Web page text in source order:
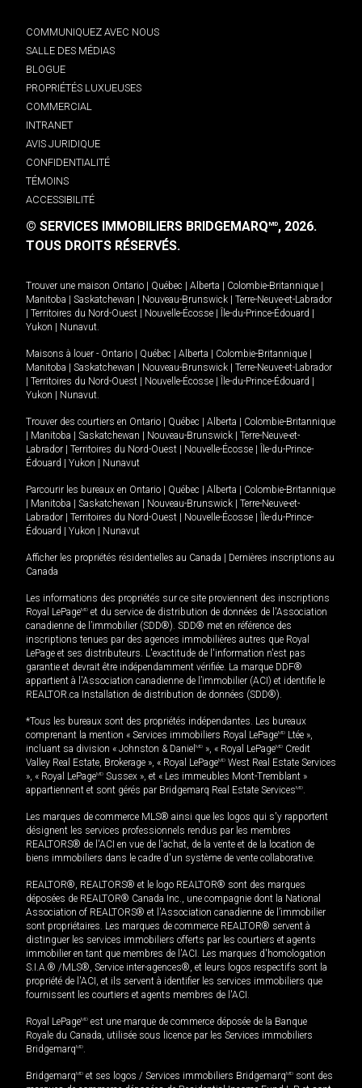
COMMUNIQUEZ AVEC NOUS
SALLE DES MÉDIAS
BLOGUE
PROPRIÉTÉS LUXUEUSES
COMMERCIAL
INTRANET
AVIS JURIDIQUE
CONFIDENTIALITÉ
TÉMOINS
ACCESSIBILITÉ
© SERVICES IMMOBILIERS BRIDGEMARQMD, 2026.
TOUS DROITS RÉSERVÉS.
Trouver une maison Ontario Québec Alberta Colombie-Britannique
Manitoba
Saskatchewan Nouveau-Brunswick
Terre-Neuve-et-Labrador
Territoires du Nord-Ouest Nouvelle-Écosse Île-du-Prince-Édouard
Yukon
Nunavut.
Maisons à louer - Ontario Québec Alberta Colombie-Britannique
Manitoba
Saskatchewan Nouveau-Brunswick
Terre-Neuve-et-Labrador
Territoires du Nord-Ouest Nouvelle-Écosse Île-du-Prince-Édouard
Yukon
Nunavut.
Trouver des courtiers en Ontario Québec Alberta
Colombie-Britannique
Manitoba Saskatchewan Nouveau-Brunswick
Terre-Neuve-et-
Labrador
Territoires du Nord-Ouest Nouvelle-Écosse
Île-du-Prince-
Édouard
Yukon Nunavut
Parcourir les bureaux en Ontario Québec Alberta
Colombie-Britannique
Manitoba Saskatchewan Nouveau-Brunswick
Terre-Neuve-et-
Labrador
Territoires du Nord-Ouest Nouvelle-Écosse
Île-du-Prince-
Édouard
Yukon Nunavut
Afficher les propriétés résidentielles au Canada
Dernières inscriptions au
Canada
Les informations des propriétés sur ce site proviennent des inscriptions
Royal LePageMD et du service de distribution de données de l'Association
canadienne de l’immobilier (SDD®). SDD® met en référence des
inscriptions tenues par des agences immobilières autres que Royal
LePage et ses distributeurs. L'exactitude de l'information n'est pas
garantie et devrait être indépendamment vérifiée. La marque DDF®
appartient à l'Association canadienne de l’immobilier (ACI) et identifie le
REALTOR.ca Installation de distribution de données (SDD®).
*Tous les bureaux sont des propriétés indépendantes. Les bureaux
comprenant la mention « Services immobiliers Royal LePageMD Ltée »,
incluant sa division « Johnston & Daniel MD », « Royal LePageMD Credit
Valley Real Estate, Brokerage », « Royal LePageMD West Real Estate Services
», « Royal LePageMD Sussex », et « Les immeubles Mont-Tremblant »
appartiennent et sont gérés par Bridgemarq Real Estate ServicesMD.
Les marques de commerce MLS® ainsi que les logos qui s'y rapportent
désignent les services professionnels rendus par les membres
REALTORS® de l'ACI en vue de l'achat, de la vente et de la location de
biens immobiliers dans le cadre d'un système de vente collaborative.
REALTOR®, REALTORS® et le logo REALTOR® sont des marques
déposées de REALTOR® Canada Inc., une compagnie dont la National
Association of REALTORS® et l'Association canadienne de l’immobilier
sont propriétaires. Les marques de commerce REALTOR® servent à
distinguer les services immobiliers offerts par les courtiers et agents
immobilier en tant que membres de l'ACI. Les marques d'homologation
S.I.A.® /MLS®, Service inter-agences®, et leurs logos respectifs sont la
propriété de l'ACI, et ils servent à identifier les services immobiliers que
fournissent les courtiers et agents membres de l'ACI.
Royal LePageMD est une marque de commerce déposée de la Banque
Royale du Canada, utilisée sous licence par les Services immobiliers
BridgemarqMD.
BridgemarqMD et ses logos / Services immobiliers BridgemarqMD sont des